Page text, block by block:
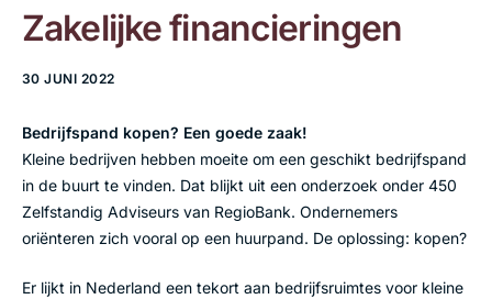
Zakelijke financieringen
30 JUNI 2022
Bedrijfspand kopen? Een goede zaak!
Kleine bedrijven hebben moeite om een geschikt bedrijfspand
in de buurt te vinden. Dat blijkt uit een onderzoek onder 450
Zelfstandig Adviseurs van RegioBank. Ondernemers
oriënteren zich vooral op een huurpand. De oplossing: kopen?
Er lijkt in Nederland een tekort aan bedrijfsruimtes voor kleine